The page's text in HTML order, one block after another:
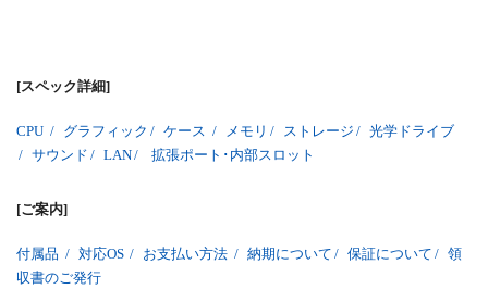
[スペック詳細]
CPU / グラフィック / ケース / メモリ / ストレージ / 光学ドライブ
/ サウンド / LAN/ 拡張ポート･内部スロット
[ご案内]
付属品 / 対応OS / お支払い方法 / 納期について / 保証について / 領
収書のご発行